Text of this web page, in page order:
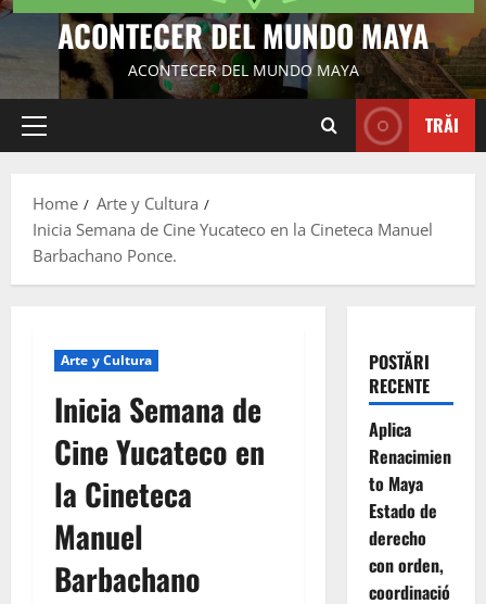
ACONTECER DEL MUNDO MAYA
ACONTECER DEL MUNDO MAYA
Primary
TRĂI
Home
Arte y Cultura
Inicia Semana de Cine Yucateco en la Cineteca Manuel
Barbachano Ponce.
Arte y Cultura
Inicia Semana de
Cine Yucateco en
la Cineteca
Manuel
Barbachano
POSTĂRI
RECENTE
Aplica
Renacimien
to Maya
Estado de
derecho
con orden,
coordinació